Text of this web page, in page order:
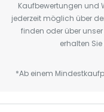
Kaufbewertungen und
jederzeit möglich über
finden oder über unser
erhalten
*Ab einem